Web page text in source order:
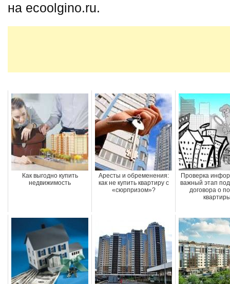
на ecoolgino.ru.
Как выгодно купить
недвижимость
Аресты и обременения:
как не купить квартиру с
«сюрпризом»?
Проверка
важный этап
договора о